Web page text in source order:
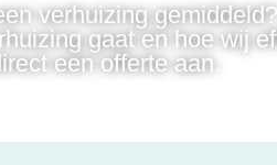
verhuizing
gaat en hoe wij
een offerte aan.